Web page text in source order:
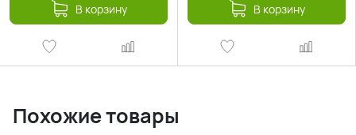
В корзину В корзину
Похожие товары